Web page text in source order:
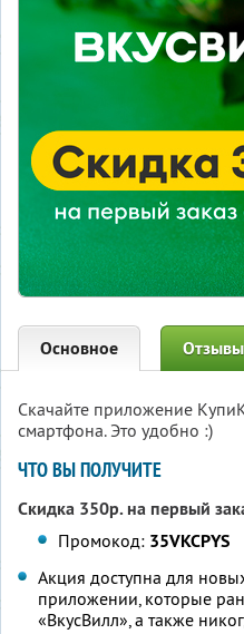
Основное Отзывы
Скачайте приложение
смартфона. Это удобно :)
ЧТО ВЫ ПОЛУЧИТЕ
Скидка 350р. на первый
Промокод: 35VKCPYS
Акция доступна для
приложении, которые
«ВкусВилл», а также